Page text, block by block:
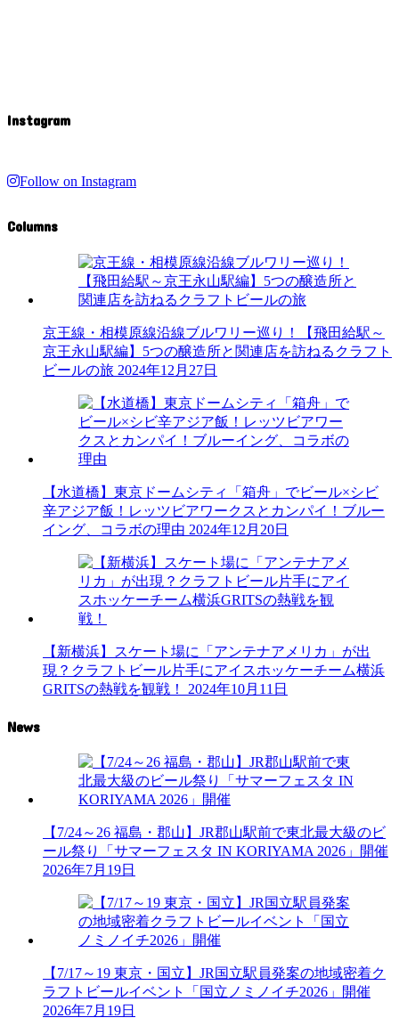
Instagram
Follow on Instagram
Columns
京王線・相模原線沿線ブルワリー巡り！【飛田給駅～
京王永山駅編】5つの醸造所と関連店を訪ねるクラフト
ビールの旅 2024年12月27日
【水道橋】東京ドームシティ「箱舟」でビール×シビ
辛アジア飯！レッツビアワークスとカンパイ！ブルー
イング、コラボの理由 2024年12月20日
【新横浜】スケート場に「アンテナアメリカ」が出
現？クラフトビール片手にアイスホッケーチーム横浜
GRITSの熱戦を観戦！
2024年10月11日
News
【7/24～26 福島・郡山】JR郡山駅前で東北最大級のビ
ール祭り「サマーフェスタ IN KORIYAMA 2026」開催
2026年7月19日
【7/17～19 東京・国立】JR国立駅員発案の地域密着ク
ラフトビールイベント「国立ノミノイチ2026」開催
2026年7月19日